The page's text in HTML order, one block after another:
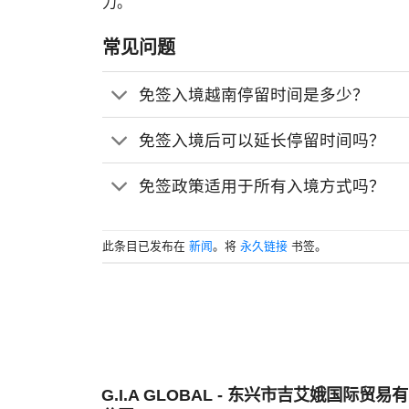
常见问题
免签入境越南停留时间是多少？
免签入境后可以延长停留时间吗？
免签政策适用于所有入境方式吗？
此条目已发布在 新闻。将 永久链接 书签。
G.I.A GLOBAL - 东兴市吉艾娥国际贸易